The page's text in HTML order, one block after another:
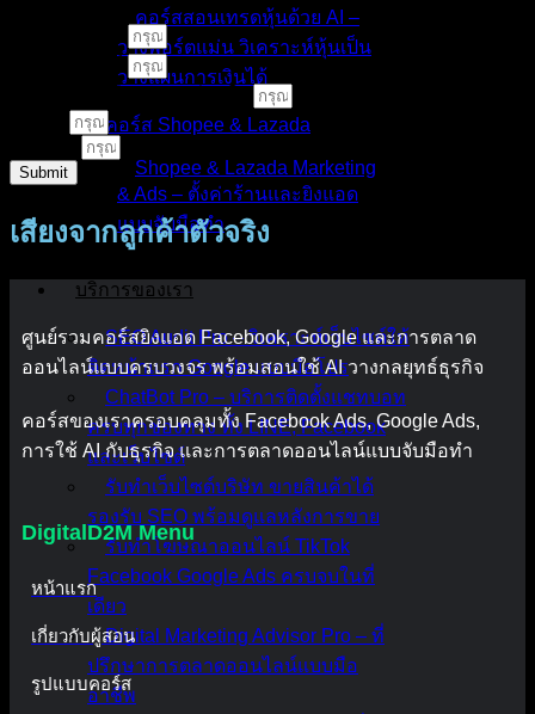
คอร์สสอนเทรดหุ้นด้วย AI –
วางพอร์ตแม่น วิเคราะห์หุ้นเป็น
วางแผนการเงินได้
คอร์ส Shopee & Lazada
Shopee & Lazada Marketing
& Ads – ตั้งค่าร้านและยิงแอด
แบบจับมือทำ
บริการของเรา
SEO Audit Pro – วิเคราะห์เว็บไซต์ให้
ติดหน้าแรก Google แบบมือโปร
ChatBot Pro – บริการติดตั้งแชทบอท
ครบทุกช่องทาง ทั้ง LINE, Facebook
และเว็บไซต์
รับทำเว็บไซต์บริษัท ขายสินค้าได้
รองรับ SEO พร้อมดูแลหลังการขาย
รับทำโฆษณาออนไลน์ TikTok
Facebook Google Ads ครบจบในที่
เดียว
Digital Marketing Advisor Pro – ที่
ปรึกษาการตลาดออนไลน์แบบมือ
อาชีพ
Submit
เสียงจากลูกค้าตัวจริง
ศูนย์รวมคอร์สยิงแอด Facebook, Google และการตลาด
ออนไลน์แบบครบวงจร พร้อมสอนใช้ AI วางกลยุทธ์ธุรกิจ
คอร์สของเราครอบคลุมทั้ง Facebook Ads, Google Ads,
การใช้ AI กับธุรกิจ และการตลาดออนไลน์แบบจับมือทำ
DigitalD2M Menu
หน้าแรก
เกี่ยวกับผู้สอน
รูปแบบคอร์ส